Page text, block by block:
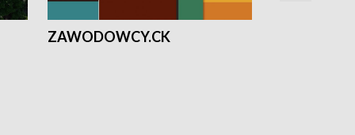
ZAWODOWCY.CK